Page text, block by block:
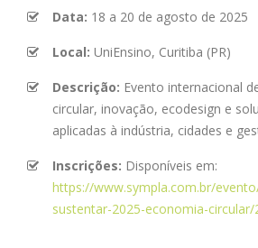
Data: 18 a 20 de agosto de 2025
Local: UniEnsino, Curitiba (PR)
Descrição: Evento internacional
circular, inovação, ecodesign e
aplicadas à indústria, cidades e
Inscrições: Disponíveis em:
https://www.sympla.com.br/
sustentar-2025-economia-circular/